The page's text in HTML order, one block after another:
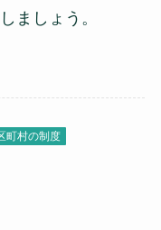
ましょう。
町村の制度